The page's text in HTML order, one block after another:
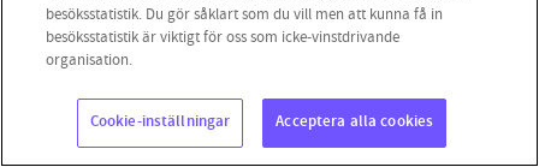
Copyright 2023 © Supermiljöbloggen Cookieinställningar
Läs vad vi vill göra
besöksstatistik. Du gör såklart som du vill men att kunna få in
besöksstatistik är viktigt för oss som icke-vinstdrivande
organisation.
Cookie-inställningar Acceptera alla cookies